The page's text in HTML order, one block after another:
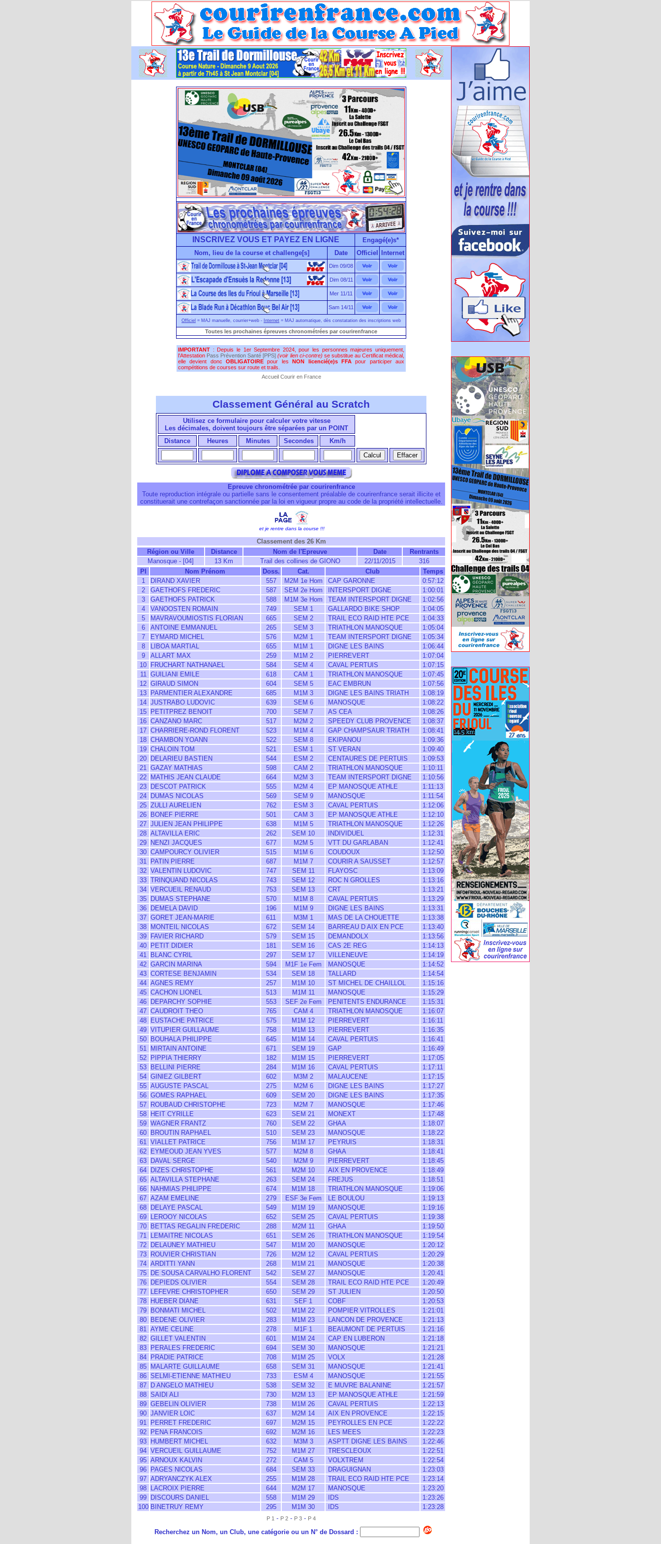
INSCRIVEZ VOUS ET PAYEZ EN LIGNE
Engagé(e)s*
Nom, lieu de la course et challenge[s]
Date Officiel Internet
Dim 09/08
Dim 08/11
Mer 11/11
Sam 14/11
Officiel = MAJ manuelle, courrier+web - Internet = MAJ automatique, dès constatation des inscriptions web
Toutes les prochaines épreuves chronométrées par courirenfrance
IMPORTANT : Depuis le 1er Septembre 2024, pour les personnes majeures uniquement,
l'Attestation Pass Prévention Santé [PPS] (voir lien ci-contre) se substitue au Certificat médical,
elle devient doncOBLIGATOIRE pour lesNON licencié(e)s FFApour participer aux
compétitions de courses sur route et trails.
Accueil Courir en France
Classement Général au Scratch
Utilisez ce formulaire pour calculer votre vitesse
Les décimales, doivent toujours être séparées par un POINT
Distance
Heures Minutes Secondes Km/h
Epreuve chronométrée par courirenfrance
Toute reproduction intégrale ou partielle sans le consentement préalable de courirenfrance serait illicite et
constituerait une contrefaçon sanctionnée par la loi en vigueur propre au code de la propriété intellectuelle.
et je rentre dans la course !!!
Classement des 26 Km
Région ou Ville
Distance Nom de l'Epreuve Date
Rentrants
Manosque - [04]
13 Km Trail des collines de GIONO 22/11/2015
316
Pl
Nom Prénom Doss. Cat. Club
Temps
1
DIRAND XAVIER 557 M2M 1e Hom CAP GARONNE
0:57:12
2
GAETHOFS FREDERIC 587 SEM 2e Hom INTERSPORT DIGNE
1:00:01
3
GAETHOFS PATRICK 588 M1M 3e Hom TEAM INTERSPORT DIGNE
1:02:56
4
VANOOSTEN ROMAIN 749 SEM 1 GALLARDO BIKE SHOP
1:04:05
5
MAVRAVOUMIOSTIS FLORIAN 665 SEM 2 TRAIL ECO RAID HTE PCE
1:04:33
6
ANTOINE EMMANUEL 265 SEM 3 TRIATHLON MANOSQUE
1:05:04
7
EYMARD MICHEL 576 M2M 1 TEAM INTERSPORT DIGNE
1:05:34
8
LIBOA MARTIAL 655 M1M 1 DIGNE LES BAINS
1:06:44
9
ALLART MAX 259 M1M 2 PIERREVERT
1:07:04
10
FRUCHART NATHANAEL 584 SEM 4 CAVAL PERTUIS
1:07:15
11 GUILIANI EMILE 618 CAM 1 TRIATHLON MANOSQUE
1:07:45
12 GIRAUD SIMON 604 SEM 5 EAC EMBRUN
1:07:56
13
PARMENTIER ALEXANDRE 685 M1M 3 DIGNE LES BAINS TRIATH
1:08:19
14 JUSTRABO LUDOVIC 639 SEM 6 MANOSQUE
1:08:22
15
PETITPREZ BENOIT 700 SEM 7 AS CEA
1:08:26
16 CANZANO MARC 517 M2M 2 SPEEDY CLUB PROVENCE
1:08:37
17 CHARRIERE-ROND FLORENT 523 M1M 4 GAP CHAMPSAUR TRIATH
1:08:41
18 CHAMBON YOANN 522 SEM 8 EKIPANOU
1:09:36
19 CHALOIN TOM 521 ESM 1 ST VERAN
1:09:40
20
DELARIEU BASTIEN 544 ESM 2 CENTAURES DE PERTUIS
1:09:53
21 GAZAY MATHIAS 598 CAM 2 TRIATHLON MANOSQUE
1:10:11
22
MATHIS JEAN CLAUDE 664 M2M 3 TEAM INTERSPORT DIGNE
1:10:56
23
DESCOT PATRICK 555 M2M 4 EP MANOSQUE ATHLE
1:11:13
24
DUMAS NICOLAS 569 SEM 9 MANOSQUE
1:11:54
25 ZULLI AURELIEN 762 ESM 3 CAVAL PERTUIS
1:12:06
26
BONEF PIERRE 501 CAM 3 EP MANOSQUE ATHLE
1:12:10
27 JULIEN JEAN PHILIPPE 638 M1M 5 TRIATHLON MANOSQUE
1:12:26
28 ALTAVILLA ERIC 262 SEM 10 INDIVIDUEL
1:12:31
29
NENZI JACQUES 677 M2M 5 VTT DU GARLABAN
1:12:41
30 CAMPOURCY OLIVIER 515 M1M 6 COUDOUX
1:12:50
31
PATIN PIERRE 687 M1M 7 COURIR A SAUSSET
1:12:57
32 VALENTIN LUDOVIC 747 SEM 11 FLAYOSC
1:13:09
33 TRINQUAND NICOLAS 743 SEM 12 ROC N GROLLES
1:13:16
34 VERCUEIL RENAUD 753 SEM 13 CRT
1:13:21
35
DUMAS STEPHANE 570 M1M 8 CAVAL PERTUIS
1:13:29
36
DEMELA DAVID 196 M1M 9 DIGNE LES BAINS
1:13:31
37 GORET JEAN-MARIE 611 M3M 1 MAS DE LA CHOUETTE
1:13:38
38
MONTEIL NICOLAS 672 SEM 14 BARREAU D AIX EN PCE
1:13:40
39
FAVIER RICHARD 579 SEM 15 DEMANDOLX
1:13:56
40
PETIT DIDIER 181 SEM 16 CAS 2E REG
1:14:13
41
BLANC CYRIL 297 SEM 17 VILLENEUVE
1:14:19
42 GARCIN MARINA 594 M1F 1e Fem MANOSQUE
1:14:52
43 CORTESE BENJAMIN 534 SEM 18 TALLARD
1:14:54
44 AGNES REMY 257 M1M 10 ST MICHEL DE CHAILLOL
1:15:16
45 CACHON LIONEL 513 M1M 11 MANOSQUE
1:15:29
46
DEPARCHY SOPHIE 553 SEF 2e Fem PENITENTS ENDURANCE
1:15:31
47 CAUDROIT THEO 765 CAM 4 TRIATHLON MANOSQUE
1:16:07
48
EUSTACHE PATRICE 575 M1M 12 PIERREVERT
1:16:11
49 VITUPIER GUILLAUME 758 M1M 13 PIERREVERT
1:16:35
50
BOUHALA PHILIPPE 645 M1M 14 CAVAL PERTUIS
1:16:41
51
MIRTAIN ANTOINE 671 SEM 19 GAP
1:16:49
52
PIPPIA THIERRY 182 M1M 15 PIERREVERT
1:17:05
53
BELLINI PIERRE 284 M1M 16 CAVAL PERTUIS
1:17:11
54 GINIEZ GILBERT 602 M3M 2 MALAUCENE
1:17:15
55 AUGUSTE PASCAL 275 M2M 6 DIGNE LES BAINS
1:17:27
56 GOMES RAPHAEL 609 SEM 20 DIGNE LES BAINS
1:17:35
57
ROUBAUD CHRISTOPHE 723 M2M 7 MANOSQUE
1:17:46
58
HEIT CYRILLE 623 SEM 21 MONEXT
1:17:48
59 WAGNER FRANTZ 760 SEM 22 GHAA
1:18:07
60
BROUTIN RAPHAEL 510 SEM 23 MANOSQUE
1:18:22
61 VIALLET PATRICE 756 M1M 17 PEYRUIS
1:18:31
62
EYMEOUD JEAN YVES 577 M2M 8 GHAA
1:18:41
63
DAVAL SERGE 540 M2M 9 PIERREVERT
1:18:45
64
DIZES CHRISTOPHE 561 M2M 10 AIX EN PROVENCE
1:18:49
65 ALTAVILLA STEPHANE 263 SEM 24 FREJUS
1:18:51
66
NAHMIAS PHILIPPE 674 M1M 18 TRIATHLON MANOSQUE
1:19:06
67 AZAM EMELINE 279 ESF 3e Fem LE BOULOU
1:19:13
68
DELAYE PASCAL 549 M1M 19 MANOSQUE
1:19:16
69
LEROOY NICOLAS 652 SEM 25 CAVAL PERTUIS
1:19:38
70
BETTAS REGALIN FREDERIC 288 M2M 11 GHAA
1:19:50
71
LEMAITRE NICOLAS 651 SEM 26 TRIATHLON MANOSQUE
1:19:54
72
DELAUNEY MATHIEU 547 M1M 20 MANOSQUE
1:20:12
73
ROUVIER CHRISTIAN 726 M2M 12 CAVAL PERTUIS
1:20:29
74 ARDITTI YANN 268 M1M 21 MANOSQUE
1:20:38
75
DE SOUSA CARVALHO FLORENT 542 SEM 27 MANOSQUE
1:20:41
76
DEPIEDS OLIVIER 554 SEM 28 TRAIL ECO RAID HTE PCE
1:20:49
77
LEFEVRE CHRISTOPHER 650 SEM 29 ST JULIEN
1:20:50
78
HUEBER DIANE 631 SEF 1 COBF
1:20:53
79
BONMATI MICHEL 502 M1M 22 POMPIER VITROLLES
1:21:01
80
BEDENE OLIVIER 283 M1M 23 LANCON DE PROVENCE
1:21:13
81 AYME CELINE 278 M1F 1 BEAUMONT DE PERTUIS
1:21:16
82 GILLET VALENTIN 601 M1M 24 CAP EN LUBERON
1:21:18
83
PERALES FREDERIC 694 SEM 30 MANOSQUE
1:21:21
84
PRADIE PATRICE 708 M1M 25 VOLX
1:21:28
85
MALARTE GUILLAUME 658 SEM 31 MANOSQUE
1:21:41
86 SELMI-ETIENNE MATHIEU 733 ESM 4 MANOSQUE
1:21:55
87
D ANGELO MATHIEU 538 SEM 32 E MUVRE BALANINE
1:21:57
88 SAIDI ALI 730 M2M 13 EP MANOSQUE ATHLE
1:21:59
89 GEBELIN OLIVIER 738 M1M 26 CAVAL PERTUIS
1:22:13
90 JANVIER LOIC 637 M2M 14 AIX EN PROVENCE
1:22:15
91
PERRET FREDERIC 697 M2M 15 PEYROLLES EN PCE
1:22:22
92
PENA FRANCOIS 692 M2M 16 LES MEES
1:22:23
93
HUMBERT MICHEL 632 M3M 3 ASPTT DIGNE LES BAINS
1:22:46
94 VERCUEIL GUILLAUME 752 M1M 27 TRESCLEOUX
1:22:51
95 ARNOUX KALVIN 272 CAM 5 VOLXTREM
1:22:54
96
PAGES NICOLAS 684 SEM 33 DRAGUIGNAN
1:23:03
97 ADRYANCZYK ALEX 255 M1M 28 TRAIL ECO RAID HTE PCE
1:23:14
98
LACROIX PIERRE 644 M2M 17 MANOSQUE
1:23:20
99
DISCOURS DANIEL 558 M1M 29 IDS
1:23:26
100 BINETRUY REMY 295 M1M 30 IDS 1:23:28
P 1 - P 2 - P 3 - P 4
Recherchez un Nom, un Club, une catégorie ou un N° de Dossard :